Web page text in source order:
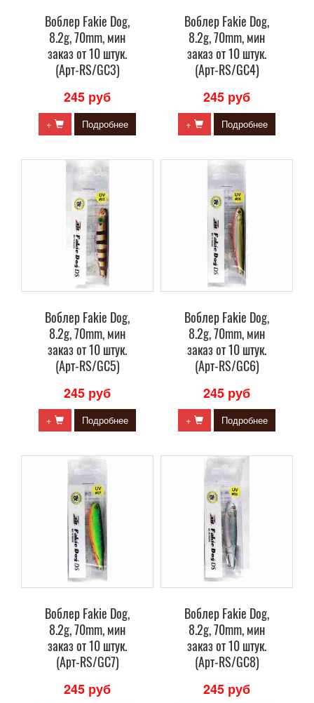
Воблер Fakie Dog,
8.2g, 70mm, мин
заказ от 10 штук.
(Арт-RS/GC3)
245 руб
+ Подробнее
Воблер Fakie Dog,
8.2g, 70mm, мин
заказ от 10 штук.
(Арт-RS/GC4)
245 руб
+ Подробнее
Воблер Fakie Dog,
8.2g, 70mm, мин
заказ от 10 штук.
(Арт-RS/GC5)
245 руб
+ Подробнее
Воблер Fakie Dog,
8.2g, 70mm, мин
заказ от 10 штук.
(Арт-RS/GC6)
245 руб
+ Подробнее
Воблер Fakie Dog,
8.2g, 70mm, мин
заказ от 10 штук.
(Арт-RS/GC7)
245 руб
Воблер Fakie Dog,
8.2g, 70mm, мин
заказ от 10 штук.
(Арт-RS/GC8)
245 руб